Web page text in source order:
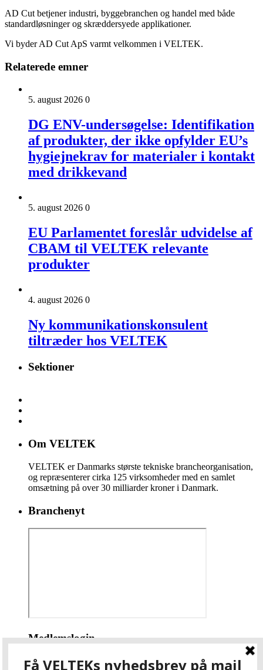
AD Cut betjener industri, byggebranchen og handel med både
standardløsninger og skræddersyede applikationer.
Vi byder AD Cut ApS varmt velkommen i VELTEK.
Relaterede emner
5. august 2026 0
DG ENV-undersøgelse: Identifikation
af produkter, der ikke opfylder EU’s
hygiejnekrav for materialer i kontakt
med drikkevand
5. august 2026 0
EU Parlamentet foreslår udvidelse af
CBAM til VELTEK relevante
produkter
4. august 2026 0
Ny kommunikationskonsulent
tiltræder hos VELTEK
Sektioner
Om VELTEK
VELTEK er Danmarks største tekniske brancheorganisation,
og repræsenterer cirka 125 virksomheder med en samlet
omsætning på over 30 milliarder kroner i Danmark.
Branchenyt
Medlemslogin
Brugernavn eller e-mail